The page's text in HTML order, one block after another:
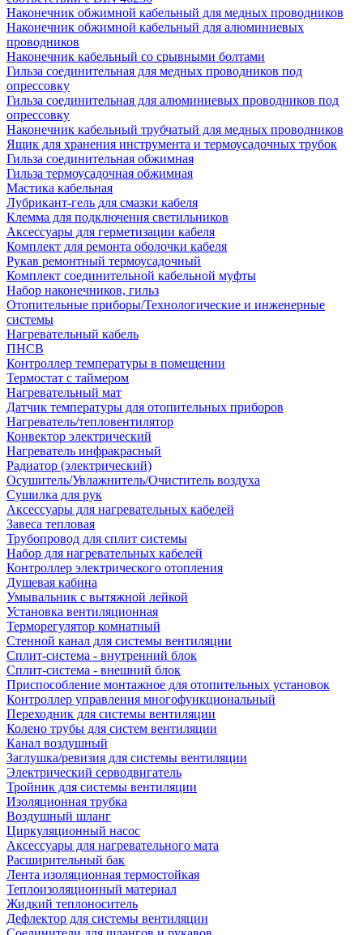
Наконечник обжимной кабельный для медных проводников
Наконечник обжимной кабельный для алюминиевых
проводников
Наконечник кабельный со срывными болтами
Гильза соединительная для медных проводников под
опрессовку
Гильза соединительная для алюминиевых проводников под
опрессовку
Наконечник кабельный трубчатый для медных проводников
Ящик для хранения инструмента и термоусадочных трубок
Гильза соединительная обжимная
Гильза термоусадочная обжимная
Мастика кабельная
Лубрикант-гель для смазки кабеля
Клемма для подключения светильников
Аксессуары для герметизации кабеля
Комплект для ремонта оболочки кабеля
Рукав ремонтный термоусадочный
Комплект соединительной кабельной муфты
Набор наконечников, гильз
Отопительные приборы/Технологические и инженерные
системы
Нагревательный кабель
ПНСВ
Контроллер температуры в помещении
Термостат с таймером
Нагревательный мат
Датчик температуры для отопительных приборов
Нагреватель/тепловентилятор
Конвектор электрический
Нагреватель инфракрасный
Радиатор (электрический)
Осушитель/Увлажнитель/Очиститель воздуха
Сушилка для рук
Аксессуары для нагревательных кабелей
Завеса тепловая
Трубопровод для сплит системы
Набор для нагревательных кабелей
Контроллер электрического отопления
Душевая кабина
Умывальник с вытяжной лейкой
Установка вентиляционная
Терморегулятор комнатный
Стенной канал для системы вентиляции
Сплит-система - внутренний блок
Сплит-система - внешний блок
Приспособление монтажное для отопительных установок
Контроллер управления многофункциональный
Переходник для системы вентиляции
Колено трубы для систем вентиляции
Канал воздушный
Заглушка/ревизия для системы вентиляции
Электрический серводвигатель
Тройник для системы вентиляции
Изоляционная трубка
Воздушный шланг
Циркуляционный насос
Аксессуары для нагревательного мата
Расширительный бак
Лента изоляционная термостойкая
Теплоизоляционный материал
Жидкий теплоноситель
Дефлектор для системы вентиляции